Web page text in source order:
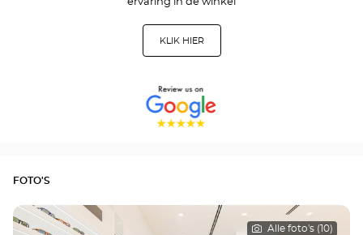
KLIK HIER
FOTO'S
Alle foto's (10)